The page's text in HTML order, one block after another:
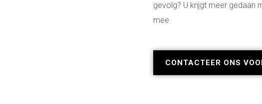
gevolg? U krijgt meer gedaan
mee.
CONTACTEER ONS